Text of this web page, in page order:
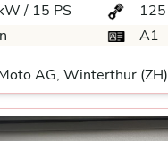
/ 15 PS
A1
AG, Winterthur (ZH)